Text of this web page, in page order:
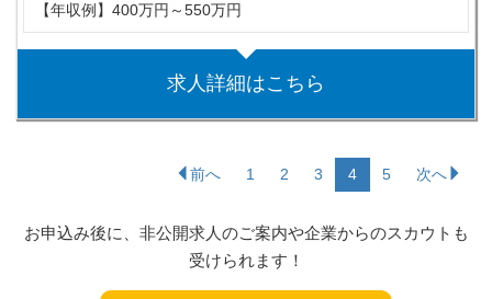
【年収例】400万円～550万円
求人詳細はこちら
前へ 1 2 3 4 5 次へ
お申込み後に、非公開求人のご案内や企業からのスカウトも
受けられます！